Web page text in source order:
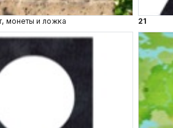
монеты и ложка 21